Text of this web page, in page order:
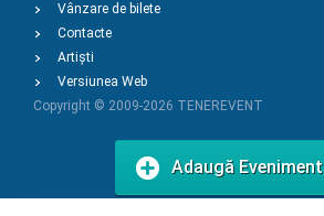
Vânzare de bilete
Contacte
Artiști
Versiunea Web
Copyright © 2009-2026 TENEREVENT
Adaugă Eveniment